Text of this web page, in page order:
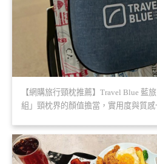
【網購旅行頸枕推薦】Travel Blue 藍
組」頸枕界的顏值擔當，實用度與質感